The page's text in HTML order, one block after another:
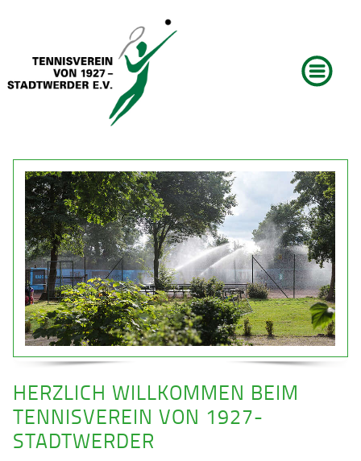
HERZLICH WILLKOMMEN BEIM
TENNISVEREIN VON 1927-
STADTWERDER